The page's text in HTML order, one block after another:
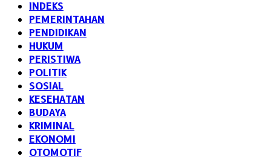
INDEKS
PEMERINTAHAN
PENDIDIKAN
HUKUM
PERISTIWA
POLITIK
SOSIAL
KESEHATAN
BUDAYA
KRIMINAL
EKONOMI
OTOMOTIF